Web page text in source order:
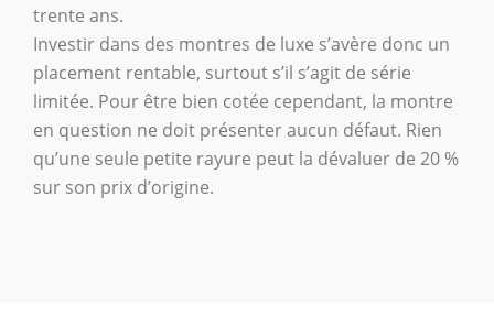
trente ans.
Investir dans des montres de luxe s’avère donc un
placement rentable, surtout s’il s’agit de série
limitée. Pour être bien cotée cependant, la montre
en question ne doit présenter aucun défaut. Rien
qu’une seule petite rayure peut la dévaluer de 20 %
sur son prix d’origine.